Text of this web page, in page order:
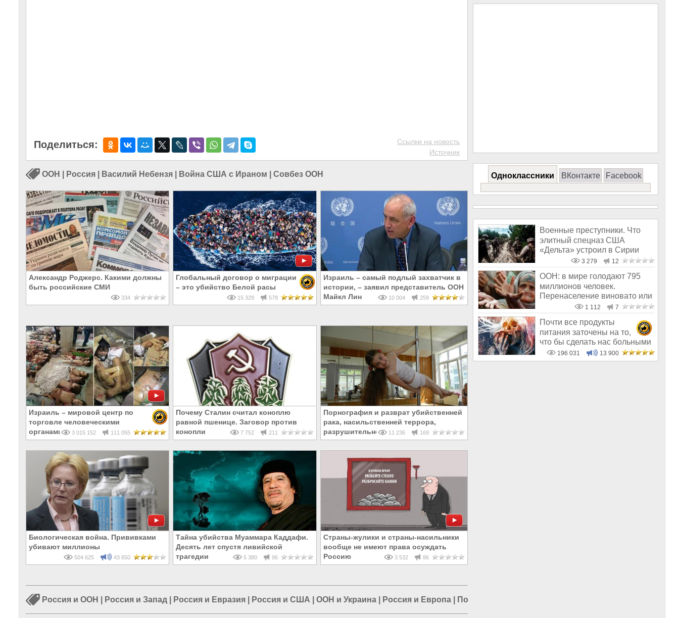
Поделиться:
Ссылки на новость
Источник
ООН Россия Василий Небензя Война США с Ираном Совбез ООН
Александр Роджерс. Какими должны
быть российские СМИ
334
Глобальный договор о миграции
– это убийство Белой расы
15 329 578
Израиль – самый подлый захватчик в
истории, – заявил представитель ООН
Майкл Лин
10 004 259
Израиль – мировой центр по
торговле человеческими
органами
3 015 152 111 055
Почему Сталин считал коноплю
равной пшенице. Заговор против
конопли
7 752 211
Порнография и разврат убийственней
рака, насильственней террора,
разрушительней наркотиков
11 236 169
Биологическая война. Прививками
убивают миллионы
504 625 43 650
Тайна убийства Муаммара Каддафи.
Десять лет спустя ливийской
трагедии
5 380 96
Страны-жулики и страны-насильники
вообще не имеют права осуждать
Россию
3 532 86
Россия и ООН Россия и Запад Россия и Евразия Россия и США ООН и Украина Россия и Европа Политика в мире
Одноклассники ВКонтакте Facebook
Военные преступники. Что
элитный спецназ США
«Дельта» устроил в Сирии
3 279 12
ООН: в мире голодают 795
миллионов человек.
Перенаселение виновато или
что-то друго 1 112 7
Почти все продукты
питания заточены на то,
что бы сделать нас больными
и бесплодным
196 031 13 900